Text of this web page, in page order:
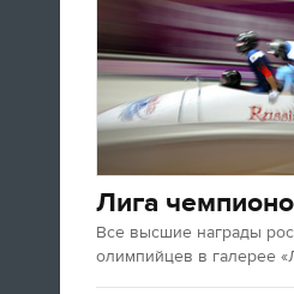
А если вы устали от
последние недели, то вот
неспортивные итоги
Сочи.
Третьяк сказал, что
сборной России не будет.
Лига
Все высшие награды
олимпийцев в галерее